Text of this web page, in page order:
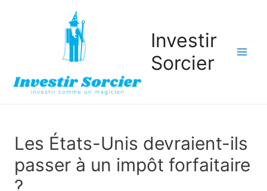
Investir
Sorcier
Les États-Unis devraient-ils
passer à un impôt forfaitaire
?